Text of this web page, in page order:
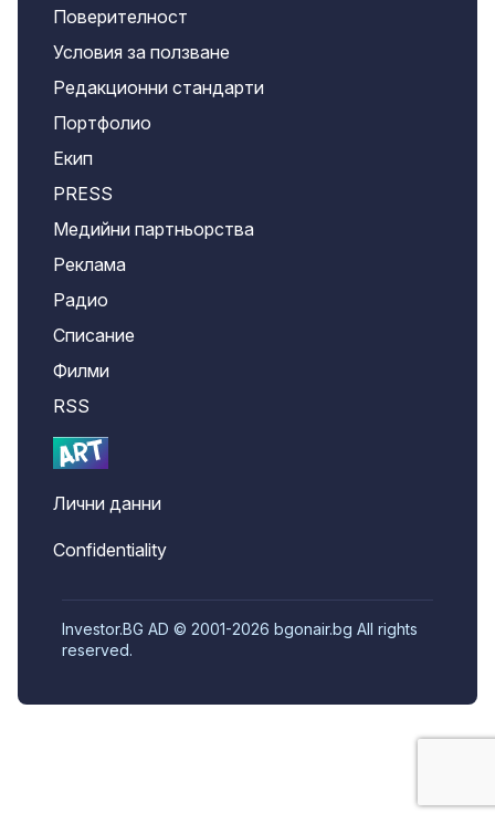
Поверителност
Условия за ползване
Редакционни стандарти
Портфолио
Екип
PRESS
Медийни партньорства
Реклама
Радио
Списание
Филми
RSS
Лични данни
Confidentiality
Investor.BG AD © 2001-2026 bgonair.bg All rights
reserved.